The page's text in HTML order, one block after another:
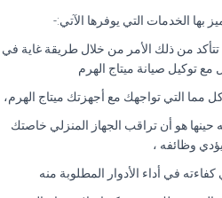
بها الخدمات التي يوفرها الآتي:-
تتأكد من ذلك الأمر من خلال طريقة غاية في
توكيل صيانة ميتاج الهرم
التي تواجهك مع أجهزتك ميتاج الهرم،
هو أن تراقب الجهاز المنزلي خاصتك
وظائفه ،
في أداء الأدوار المطلوبة منه